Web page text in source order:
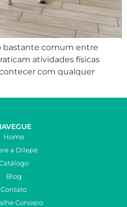
bastante comum entre
atividades físicas
com qualquer
Home
a Dilepé
Blog
Contato
Conosco